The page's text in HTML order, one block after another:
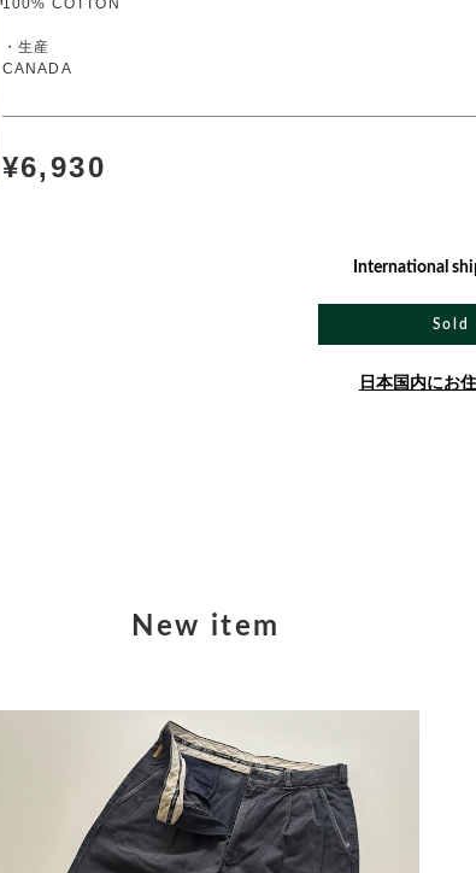
100% COTTON
・生産
CANADA
¥6,930
International
Sold
日本国内にお
New item